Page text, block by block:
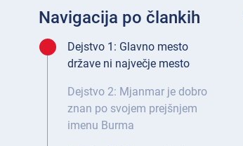
Navigacija po člankih
Dejstvo 1: Glavno mesto
države ni največje mesto
Dejstvo 2: Mjanmar je dobro
znan po svojem prejšnjem
imenu Burma